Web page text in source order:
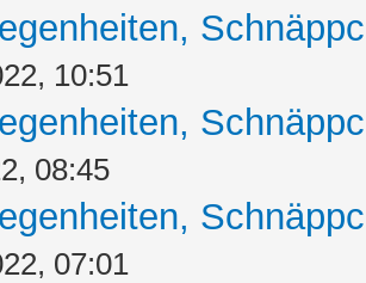
10:51
08:45
07:01